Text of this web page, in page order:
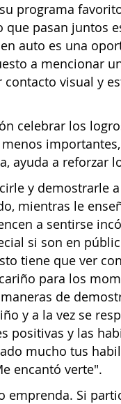
programa
pasan juntos
auto es una
a mencionar
visual y
celebrar los
ayuda a reforzar
y demostrarle
mientras le
a sentirse
si son en
tiene que ver
para los
de
y a la vez se
positivas y las
mucho tus
encantó verte".
emprenda. Si